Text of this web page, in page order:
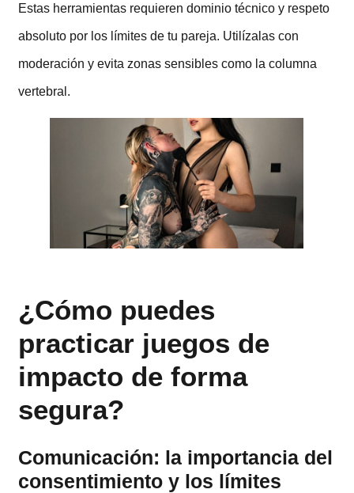
Estas herramientas requieren dominio técnico y respeto
absoluto por los límites de tu pareja. Utilízalas con
moderación y evita zonas sensibles como la columna
vertebral.
¿Cómo puedes
practicar juegos de
impacto de forma
segura?
Comunicación: la importancia del
consentimiento y los límites